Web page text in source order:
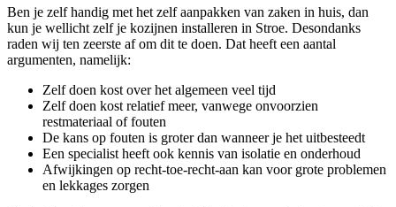
Ben je zelf handig met het zelf aanpakken van zaken in huis, dan
kun je wellicht zelf je kozijnen installeren in Stroe. Desondanks
raden wij ten zeerste af om dit te doen. Dat heeft een aantal
argumenten, namelijk:
Zelf doen kost over het algemeen veel tijd
Zelf doen kost relatief meer, vanwege onvoorzien
restmateriaal of fouten
De kans op fouten is groter dan wanneer je het uitbesteedt
Een specialist heeft ook kennis van isolatie en onderhoud
Afwijkingen op recht-toe-recht-aan kan voor grote problemen
en lekkages zorgen